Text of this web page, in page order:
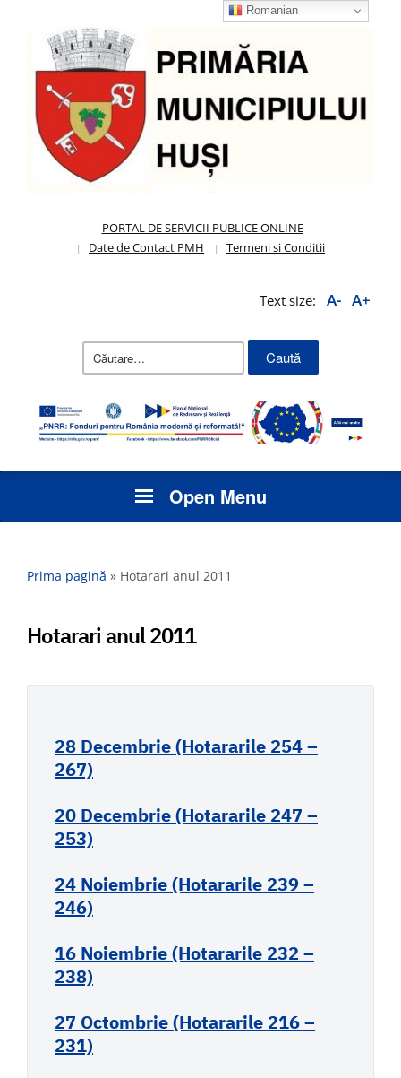
PORTAL DE SERVICII PUBLICE ONLINE
Date de Contact PMH
Termeni si Conditii
Text size: A- A+
Caută
Open Menu
Prima pagină » Hotarari anul 2011
Hotarari anul 2011
28 Decembrie (Hotararile 254 –
267)
20 Decembrie (Hotararile 247 –
253)
24 Noiembrie (Hotararile 239 –
246)
16 Noiembrie (Hotararile 232 –
238)
27 Octombrie (Hotararile 216 –
231)
Romanian